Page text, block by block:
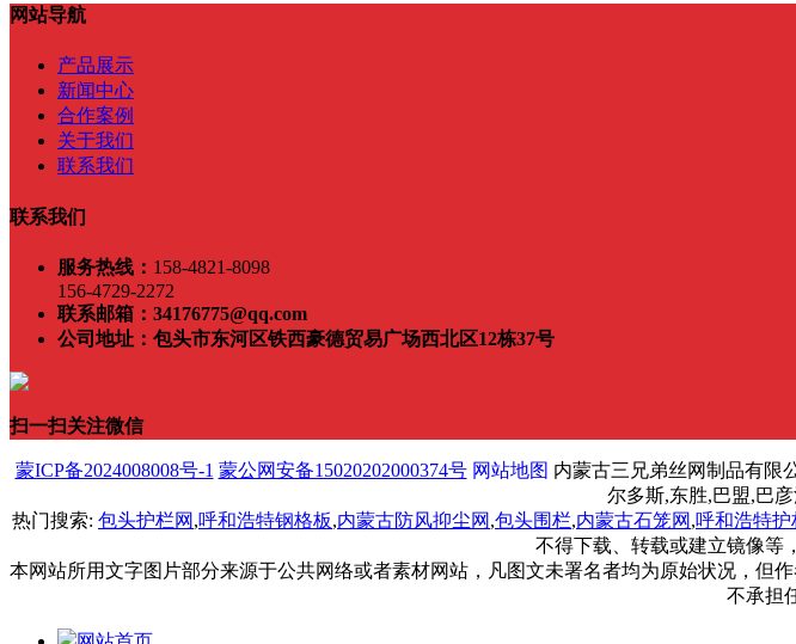
网站导航
产品展示
新闻中心
合作案例
关于我们
联系我们
联系我们
服务热线： 158-4821-8098
156-4729-2272
联系邮箱： 34176775@qq.com
公司地址： 包头市东河区铁西豪德贸易广场西北区12栋37号
扫一扫关注微信
蒙ICP备2024008008号-1 蒙公网安备15020202000374号 网站地图 内蒙古三兄弟丝网制品有限
尔多斯,东胜,巴盟,巴
热门搜索: 包头护栏网 ,呼和浩特钢格板,内蒙古防风抑尘网 ,包头围栏,内蒙古石笼网 ,呼和浩特护
不得下载、转载或建立镜像等
本网站所用文字图片部分来源于公共网络或者素材网站，凡图文未署名者均为原始状况，
不承担